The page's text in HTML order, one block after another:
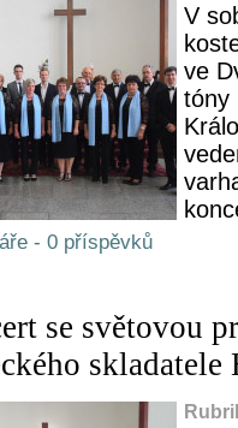
V
ve
tóny
- 0 příspěvků
se světovou
skladatele